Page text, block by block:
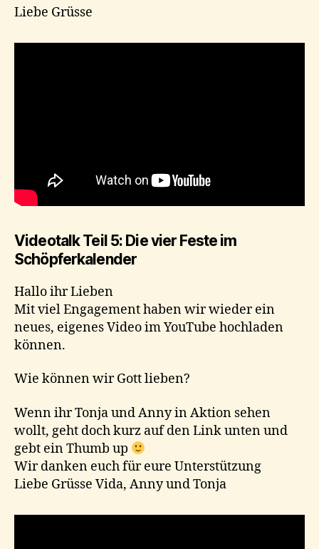
Liebe Grüsse
Videotalk Teil 5: Die vier Feste im
Schöpferkalender
Hallo ihr Lieben
Mit viel Engagement haben wir wieder ein
neues, eigenes Video im YouTube hochladen
können.
Wie können wir Gott lieben?
Wenn ihr Tonja und Anny in Aktion sehen
wollt, geht doch kurz auf den Link unten und
gebt ein Thumb up
Wir danken euch für eure Unterstützung
Liebe Grüsse Vida, Anny und Tonja